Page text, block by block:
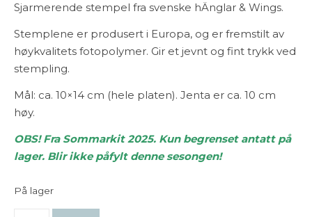
Sjarmerende stempel fra svenske hÄnglar & Wings.
Stemplene er produsert i Europa, og er fremstilt av
høykvalitets fotopolymer. Gir et jevnt og fint trykk ved
stempling.
Mål: ca. 10×14 cm (hele platen). Jenta er ca. 10 cm
høy.
OBS! Fra Sommarkit 2025. Kun begrenset antatt på
lager. Blir ikke påfylt denne sesongen!
På lager